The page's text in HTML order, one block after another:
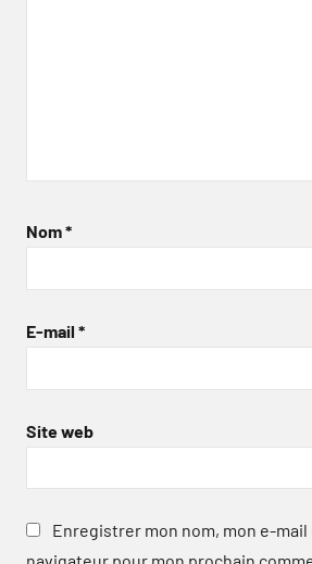
Nom*
E-mail *
Site web
Enregistrer mon nom, mon e-